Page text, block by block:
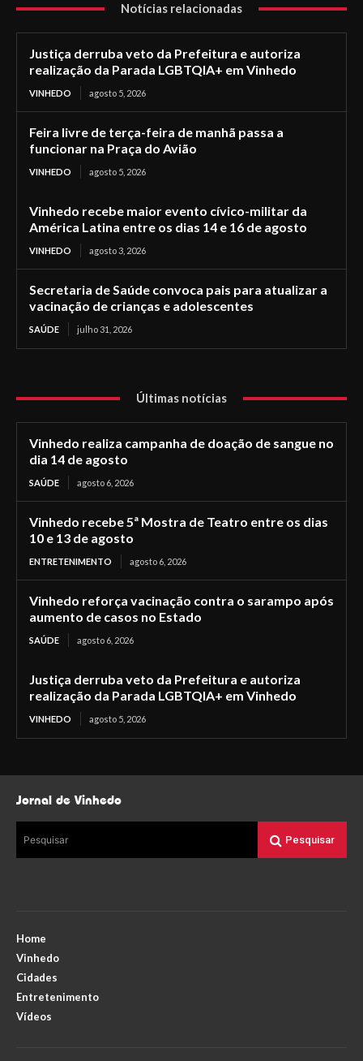
Notícias relacionadas
Justiça derruba veto da Prefeitura e autoriza
realização da Parada LGBTQIA+ em Vinhedo
VINHEDO agosto 5, 2026
Feira livre de terça-feira de manhã passa a
funcionar na Praça do Avião
VINHEDO agosto 5, 2026
Vinhedo recebe maior evento cívico-militar da
América Latina entre os dias 14 e 16 de agosto
VINHEDO agosto 3, 2026
Secretaria de Saúde convoca pais para atualizar a
vacinação de crianças e adolescentes
SAÚDE julho 31, 2026
Últimas notícias
Vinhedo realiza campanha de doação de sangue no
dia 14 de agosto
SAÚDE agosto 6, 2026
Vinhedo recebe 5ª Mostra de Teatro entre os dias
10 e 13 de agosto
ENTRETENIMENTO agosto 6, 2026
Vinhedo reforça vacinação contra o sarampo após
aumento de casos no Estado
SAÚDE agosto 6, 2026
Justiça derruba veto da Prefeitura e autoriza
realização da Parada LGBTQIA+ em Vinhedo
VINHEDO agosto 5, 2026
Jornal de Vinhedo
Pesquisar Pesquisar
Home
Vinhedo
Cidades
Entretenimento
Vídeos